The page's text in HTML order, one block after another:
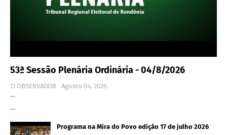
53ª Sessão Plenária Ordinária - 04/8/2026
O OBSERVADOR
Agosto 04, 2026
…
…
Programa na Mira do Povo edição 17 de julho 2026